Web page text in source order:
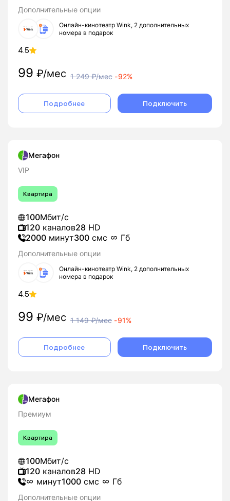
Дополнительные опции
Онлайн-кинотеатр Wink, 2 дополнительных
номера в подарок
4.5
99 ₽/мес 1 249₽/мес -92%
Подробнее Подключить
Мегафон
VIP
Квартира
100Мбит/с
120 каналов28 HD
2000 минут300 смс Гб
Дополнительные опции
Онлайн-кинотеатр Wink, 2 дополнительных
номера в подарок
4.5
99 ₽/мес 1 149₽/мес -91%
Подробнее Подключить
Мегафон
Премиум
Квартира
100Мбит/с
120 каналов28 HD
минут1000 смс Гб
Дополнительные опции